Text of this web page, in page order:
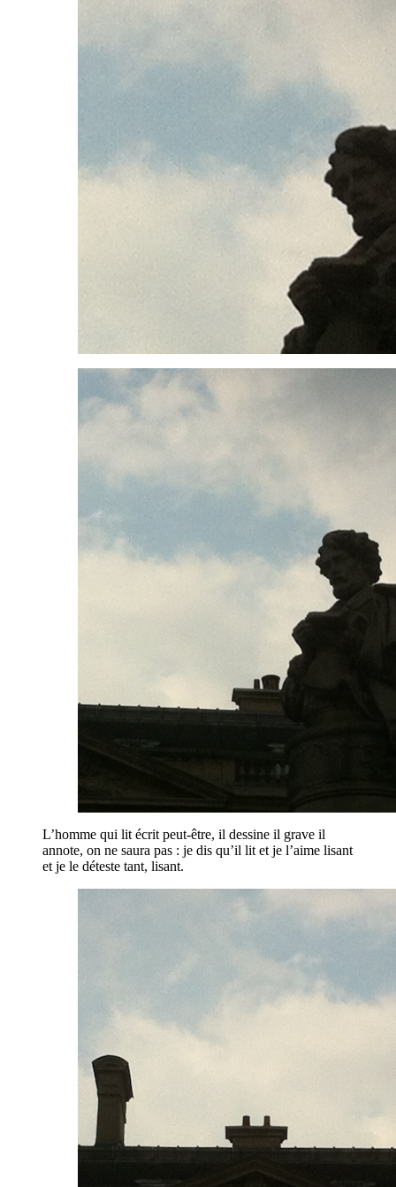
L’homme qui lit écrit peut-être, il dessine il grave il
annote, on ne saura pas : je dis qu’il lit et je l’aime lisant
et je le déteste tant, lisant.